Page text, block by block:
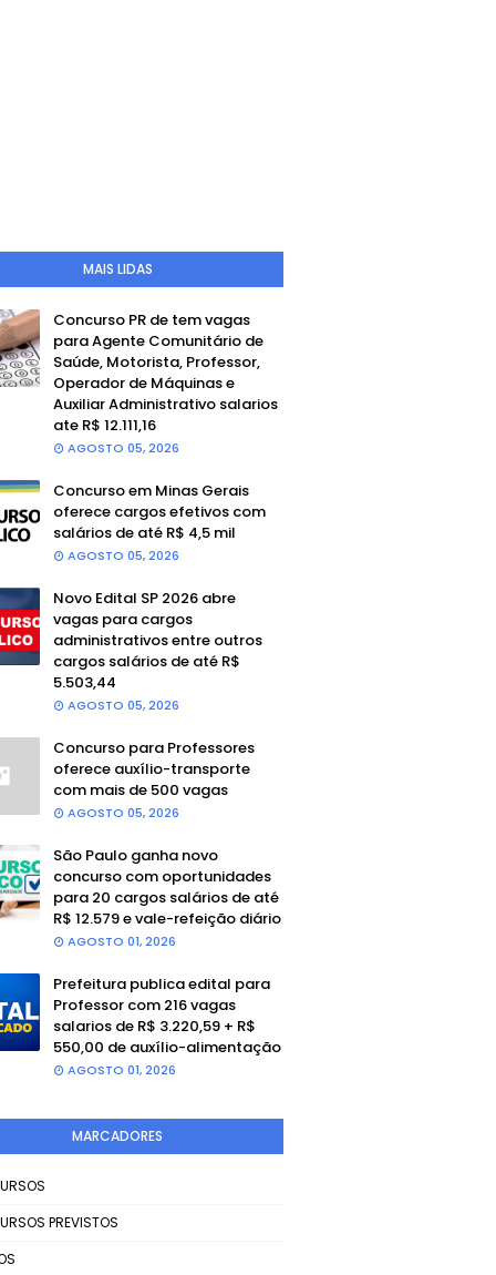
MAIS LIDAS
Concurso PR de tem vagas
para Agente Comunitário de
Saúde, Motorista, Professor,
Operador de Máquinas e
Auxiliar Administrativo salarios
ate R$ 12.111,16
AGOSTO 05, 2026
Concurso em Minas Gerais
oferece cargos efetivos com
salários de até R$ 4,5 mil
AGOSTO 05, 2026
Novo Edital SP 2026 abre
vagas para cargos
administrativos entre outros
cargos salários de até R$
5.503,44
AGOSTO 05, 2026
Concurso para Professores
oferece auxílio-transporte
com mais de 500 vagas
AGOSTO 05, 2026
São Paulo ganha novo
concurso com oportunidades
para 20 cargos salários de até
R$ 12.579 e vale-refeição diário
AGOSTO 01, 2026
Prefeitura publica edital para
Professor com 216 vagas
salarios de R$ 3.220,59 + R$
550,00 de auxílio-alimentação
AGOSTO 01, 2026
MARCADORES
PREVISTOS